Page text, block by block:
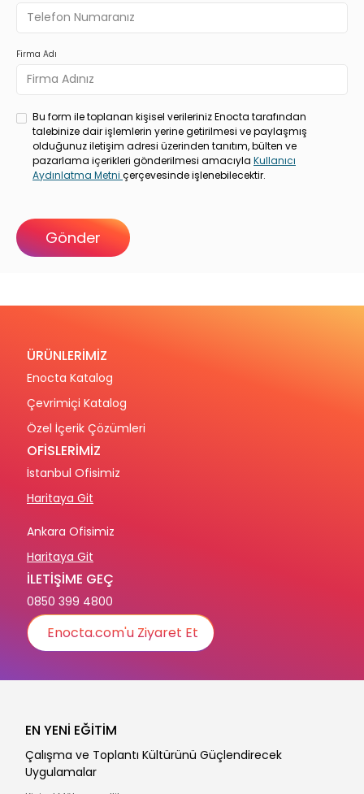
Firma Adı
Bu form ile toplanan kişisel verileriniz Enocta tarafından
talebinize dair işlemlerin yerine getirilmesi ve paylaşmış
olduğunuz iletişim adresi üzerinden tanıtım, bülten ve
pazarlama içerikleri gönderilmesi amacıyla Kullanıcı
Aydınlatma Metni çerçevesinde işlenebilecektir.
ÜRÜNLERİMİZ
Enocta Katalog
Çevrimiçi Katalog
Özel İçerik Çözümleri
OFİSLERİMİZ
İstanbul Ofisimiz
Haritaya Git
Ankara Ofisimiz
Haritaya Git
İLETİŞİME GEÇ
0850 399 4800
Enocta.com'u Ziyaret Et
EN YENİ EĞİTİM
Çalışma ve Toplantı Kültürünü Güçlendirecek
Uygulamalar